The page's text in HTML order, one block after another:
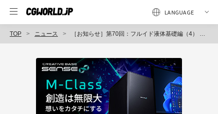
TOP ニュース ［お知らせ］第70回：フルイド液体基礎編（4） ～Flipとコリジョンの関係性を学ぼう～が配信開始（Houdini COOKBOOK +ACADEMY）